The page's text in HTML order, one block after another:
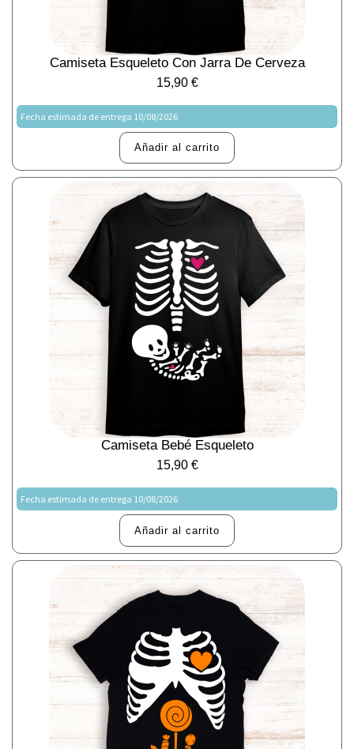
Camiseta Esqueleto Con Jarra De Cerveza
15,90 €
Fecha estimada de entrega 10/08/2026
Añadir al carrito
Camiseta Bebé Esqueleto
15,90 €
Fecha estimada de entrega 10/08/2026
Añadir al carrito